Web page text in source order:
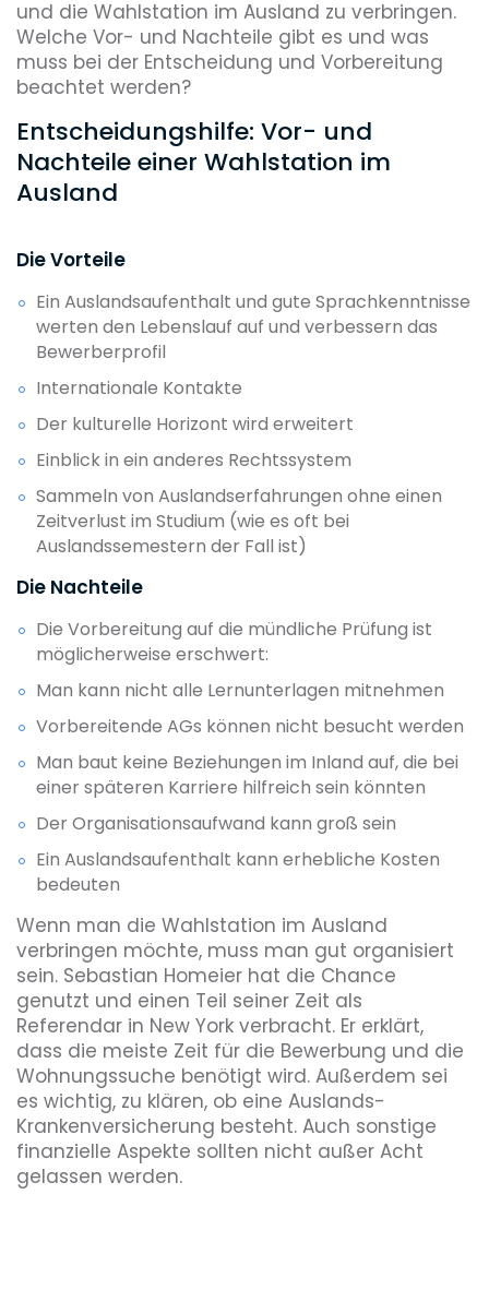
und die Wahlstation im Ausland zu verbringen.
Welche Vor- und Nachteile gibt es und was
muss bei der Entscheidung und Vorbereitung
beachtet werden?
Entscheidungshilfe: Vor- und
Nachteile einer Wahlstation im
Ausland
Die Vorteile
Ein Auslandsaufenthalt und gute Sprachkenntnisse
werten den Lebenslauf auf und verbessern das
Bewerberprofil
Internationale Kontakte
Der kulturelle Horizont wird erweitert
Einblick in ein anderes Rechtssystem
Sammeln von Auslandserfahrungen ohne einen
Zeitverlust im Studium (wie es oft bei
Auslandssemestern der Fall ist)
Die Nachteile
Die Vorbereitung auf die mündliche Prüfung ist
möglicherweise erschwert:
Man kann nicht alle Lernunterlagen mitnehmen
Vorbereitende AGs können nicht besucht werden
Man baut keine Beziehungen im Inland auf, die bei
einer späteren Karriere hilfreich sein könnten
Der Organisationsaufwand kann groß sein
Ein Auslandsaufenthalt kann erhebliche Kosten
bedeuten
Wenn man die Wahlstation im Ausland
verbringen möchte, muss man gut organisiert
sein. Sebastian Homeier hat die Chance
genutzt und einen Teil seiner Zeit als
Referendar in New York verbracht. Er erklärt,
dass die meiste Zeit für die Bewerbung und die
Wohnungssuche benötigt wird. Außerdem sei
es wichtig, zu klären, ob eine Auslands-
Krankenversicherung besteht. Auch sonstige
finanzielle Aspekte sollten nicht außer Acht
gelassen werden.